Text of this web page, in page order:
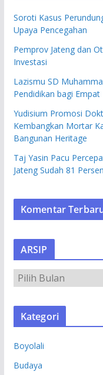
Soroti Kasus
Upaya Pencegahan
Pemprov Jateng dan
Investasi
Lazismu SD
Pendidikan bagi
Yudisium Promosi
Kembangkan Mortar
Bangunan Heritage
Taj Yasin Pacu
Jateng Sudah 81 Persen
Komentar
ARSIP
S
Kategori
Boyolali
Budaya